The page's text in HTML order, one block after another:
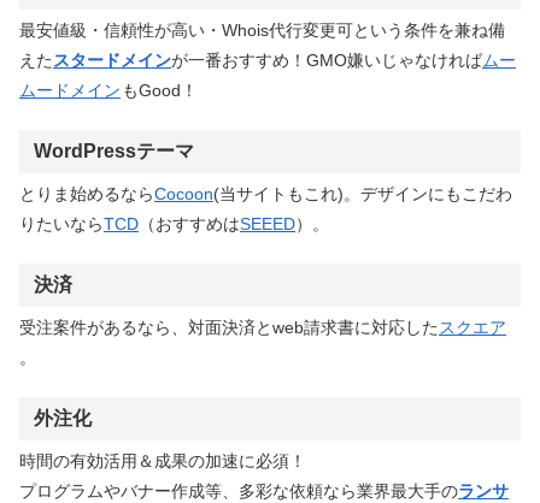
最安値級・信頼性が高い・Whois代行変更可という条件を兼ね備
えたスタードメインが一番おすすめ！GMO嫌いじゃなければムー
ムードメイン もGood！
WordPressテーマ
とりま始めるならCocoon(当サイトもこれ)。デザインにもこだわ
りたいならTCD （おすすめはSEEED）。
決済
受注案件があるなら、対面決済とweb請求書に対応したスクエア
。
外注化
時間の有効活用＆成果の加速に必須！
プログラムやバナー作成等、多彩な依頼なら業界最大手のランサ